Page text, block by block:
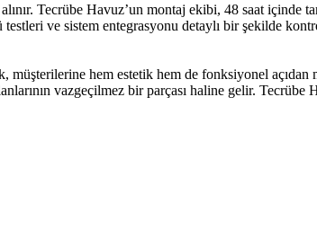
Tecrübe Havuz’un montaj ekibi, 48 saat içinde
ve sistem entegrasyonu detaylı bir şekilde
hem estetik hem de fonksiyonel
vazgeçilmez bir parçası haline gelir. Tecrübe